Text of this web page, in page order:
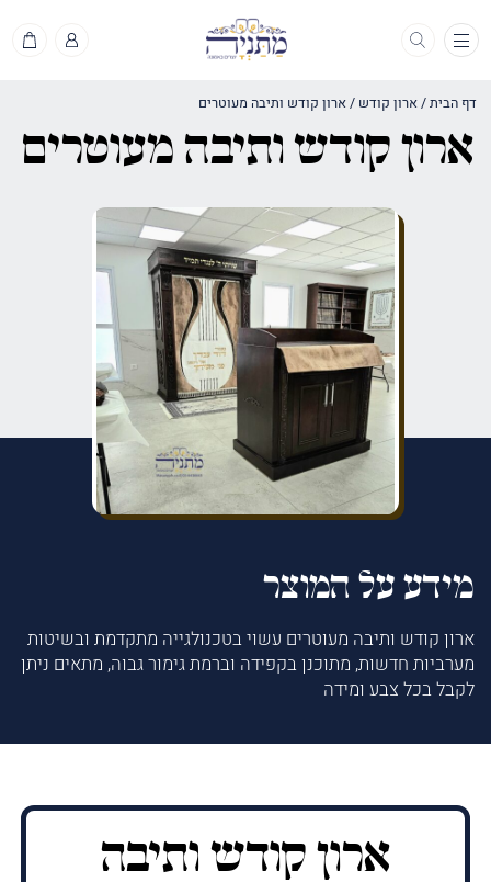
תפריט
דף הבית/ארון קודש /ארון קודש ותיבה מעוטרים
ארון קודש ותיבה מעוטרים
מידע על המוצר
ארון קודש ותיבה מעוטרים עשוי בטכנולגייה מתקדמת ובשיטות
מערביות חדשות, מתוכנן בקפידה וברמת גימור גבוה, מתאים ניתן
לקבל בכל צבע ומידה
ארון קודש ותיבה